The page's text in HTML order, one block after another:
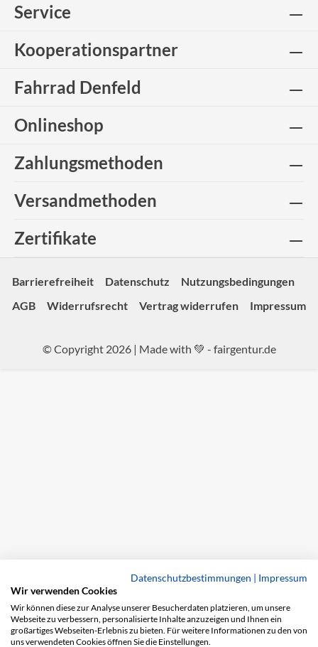
Service
Kooperationspartner
Fahrrad Denfeld
Onlineshop
Zahlungsmethoden
Versandmethoden
Zertifikate
Barrierefreiheit Datenschutz
Nutzungsbedingungen
AGB
Widerrufsrecht Vertrag widerrufen Impressum
© Copyright 2026 | Made with 💚 - fairgentur.de
Datenschutzbestimmungen | Impressum
Wir verwenden Cookies
Wir können diese zur Analyse unserer Besucherdaten platzieren, um unsere
Webseite zu verbessern, personalisierte Inhalte anzuzeigen und Ihnen ein
großartiges Webseiten-Erlebnis zu bieten. Für weitere Informationen zu den von
uns verwendeten Cookies öffnen Sie die Einstellungen.